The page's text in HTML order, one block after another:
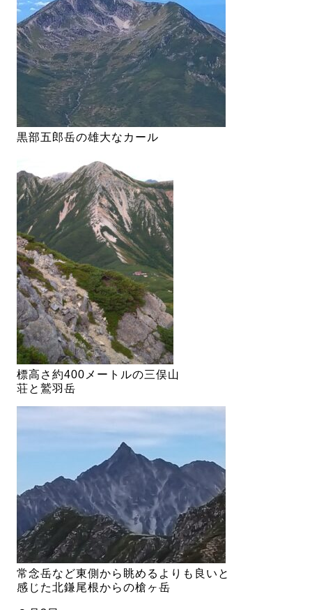
黒部五郎岳の雄大なカール
標高さ約400メートルの三俣山
荘と鷲羽岳
常念岳など東側から眺めるよりも良いと
感じた北鎌尾根からの槍ヶ岳